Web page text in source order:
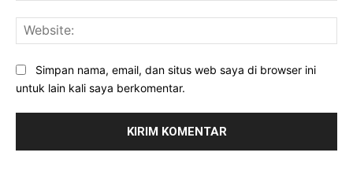
Simpan nama, email, dan situs web saya di browser ini
untuk lain kali saya berkomentar.